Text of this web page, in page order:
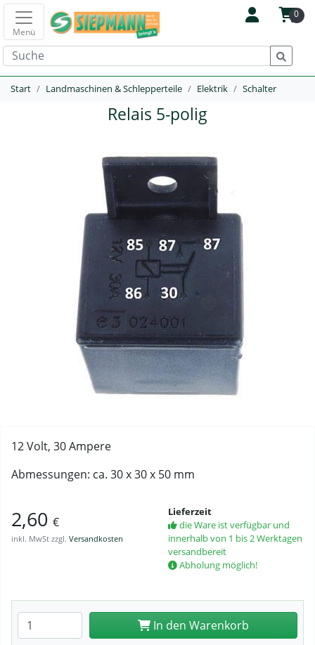
0
Menü
Start Landmaschinen & Schlepperteile Elektrik Schalter
Relais 5-polig
12 Volt, 30 Ampere
Abmessungen: ca. 30 x 30 x 50 mm
2,60 €
inkl. MwSt zzgl. Versandkosten
Lieferzeit
die Ware ist verfügbar und
innerhalb von 1 bis 2 Werktagen
versandbereit
Abholung möglich!
Anzahl eingeben In den Warenkorb